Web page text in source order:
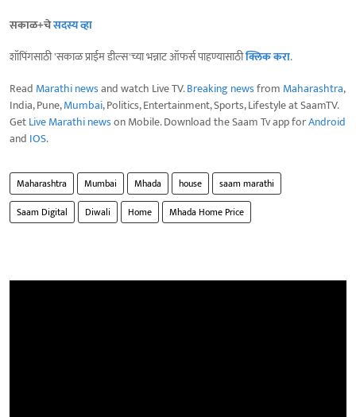
सकाळ+चेसदस्य व्हा
शॉपिंगसाठी 'सकाळ प्राईम डील्स'च्या भन्नाट ऑफर्स पाहण्यासाठीक्लिक करा.
Read Marathi newsand watch Live TV.Breaking newsfrom Maharashtra,
India, Pune,Mumbai, Politics, Entertainment, Sports, Lifestyle at SaamTV.
GetLive Marathi newson Mobile. Download the Saam Tv app forAndroid
and IOS.
Maharashtra Mumbai Mhada house
saam marathi
Saam Digital
Diwali Home Mhada Home Price